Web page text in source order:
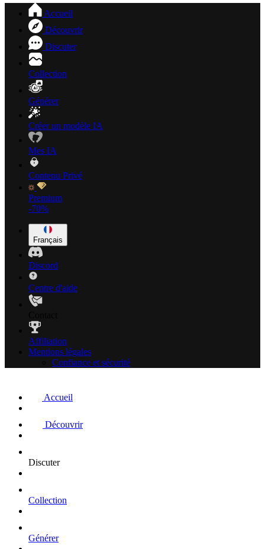
Accueil
Découvrir
Discuter
Collection
Générer
Créer un modèle IA
Mes IA
Contenu Privé
Premium
-70%
Français
Discord
Centre d'aide
Affiliation
Mentions légales
Confiance et sécurité
Accueil
Découvrir
Discuter
Collection
Générer